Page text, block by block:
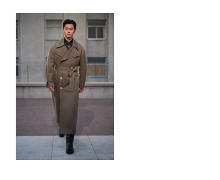
SUEN-
AW21-
PART-
II-
33